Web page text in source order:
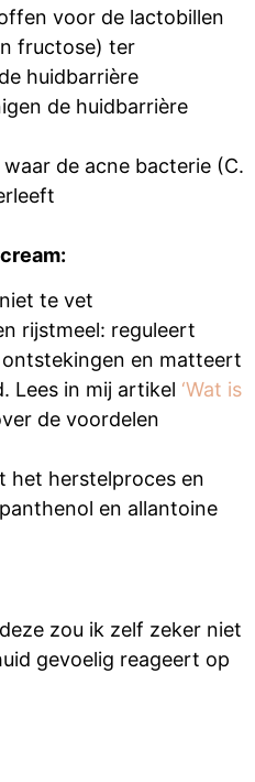
voor de lactobillen
fructose) ter
huidbarrière
de huidbarrière
de acne bacterie (C.
te vet
rijstmeel: reguleert
en matteert
Lees in mij artikel ‘Wat is
de voordelen
het herstelproces en
en allantoine
zou ik zelf zeker niet
gevoelig reageert op